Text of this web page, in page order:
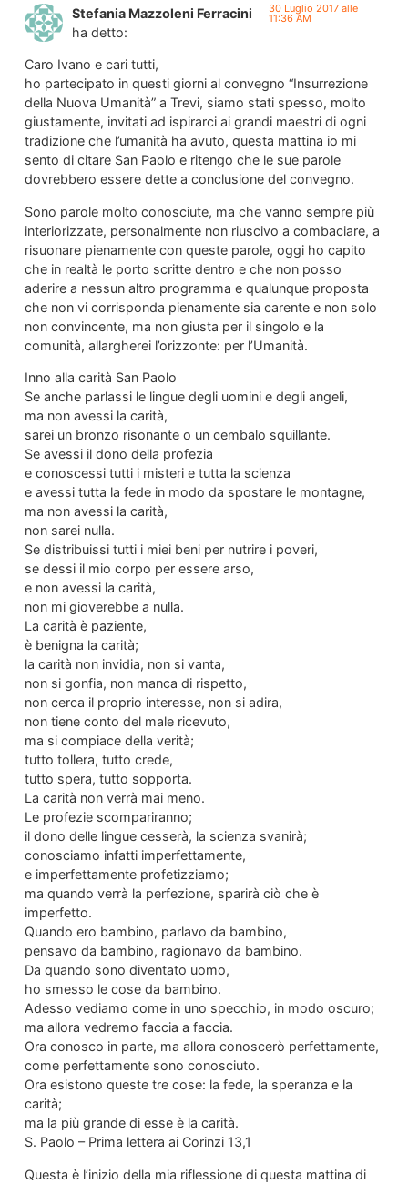
Stefania Mazzoleni Ferracini
ha detto:
30 Luglio 2017 alle
11:36 AM
Caro Ivano e cari tutti,
ho partecipato in questi giorni al convegno “Insurrezione
della Nuova Umanità” a Trevi, siamo stati spesso, molto
giustamente, invitati ad ispirarci ai grandi maestri di ogni
tradizione che l’umanità ha avuto, questa mattina io mi
sento di citare San Paolo e ritengo che le sue parole
dovrebbero essere dette a conclusione del convegno.
Sono parole molto conosciute, ma che vanno sempre più
interiorizzate, personalmente non riuscivo a combaciare, a
risuonare pienamente con queste parole, oggi ho capito
che in realtà le porto scritte dentro e che non posso
aderire a nessun altro programma e qualunque proposta
che non vi corrisponda pienamente sia carente e non solo
non convincente, ma non giusta per il singolo e la
comunità, allargherei l’orizzonte: per l’Umanità.
Inno alla carità San Paolo
Se anche parlassi le lingue degli uomini e degli angeli,
ma non avessi la carità,
sarei un bronzo risonante o un cembalo squillante.
Se avessi il dono della profezia
e conoscessi tutti i misteri e tutta la scienza
e avessi tutta la fede in modo da spostare le montagne,
ma non avessi la carità,
non sarei nulla.
Se distribuissi tutti i miei beni per nutrire i poveri,
se dessi il mio corpo per essere arso,
e non avessi la carità,
non mi gioverebbe a nulla.
La carità è paziente,
è benigna la carità;
la carità non invidia, non si vanta,
non si gonfia, non manca di rispetto,
non cerca il proprio interesse, non si adira,
non tiene conto del male ricevuto,
ma si compiace della verità;
tutto tollera, tutto crede,
tutto spera, tutto sopporta.
La carità non verrà mai meno.
Le profezie scompariranno;
il dono delle lingue cesserà, la scienza svanirà;
conosciamo infatti imperfettamente,
e imperfettamente profetizziamo;
ma quando verrà la perfezione, sparirà ciò che è
imperfetto.
Quando ero bambino, parlavo da bambino,
pensavo da bambino, ragionavo da bambino.
Da quando sono diventato uomo,
ho smesso le cose da bambino.
Adesso vediamo come in uno specchio, in modo oscuro;
ma allora vedremo faccia a faccia.
Ora conosco in parte, ma allora conoscerò perfettamente,
come perfettamente sono conosciuto.
Ora esistono queste tre cose: la fede, la speranza e la
carità;
ma la più grande di esse è la carità.
S. Paolo – Prima lettera ai Corinzi 13,1
Questa è l’inizio della mia riflessione di questa mattina di